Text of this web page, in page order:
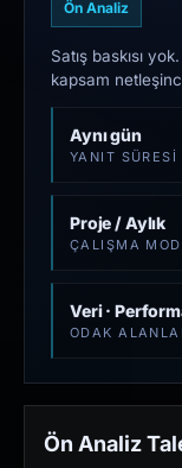
Ön Analiz
Satış baskısı
kapsam
Aynı gün
YANIT SÜRESI
Proje / Aylık
ÇALIŞMA
Veri ·
ODAK
Ön Analiz